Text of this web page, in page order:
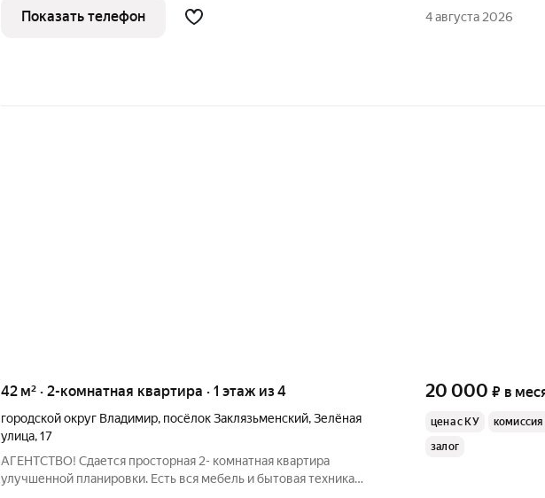
кухонный гарнитур,мебель(диван, кровать) стол письменный,
стол в зале,
Показать телефон 4 августа 2026
42 м² · 2-комнатная квартира · 1 этаж из 4
городской округ Владимир, посёлок Заклязьменский,Зелёная
улица,17
АГЕНТСТВО! Сдается просторная 2- комнатная квартира
улучшенной планировки. Есть вся мебель и бытовая техника
20 000 ₽ в
цена с КУ
комиссия
залог